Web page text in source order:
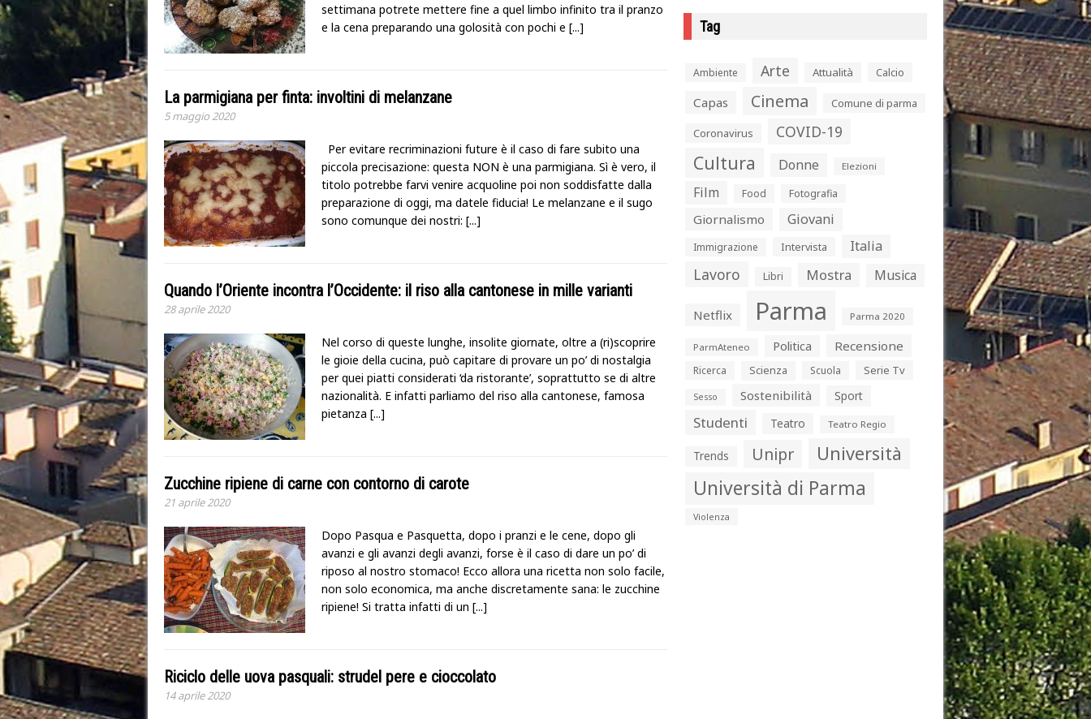
settimana potrete mettere fine a quel limbo infinito tra il pranzo
e la cena preparando una golosità con pochi e [...]
La parmigiana per finta: involtini di melanzane
5 maggio 2020
Per evitare recriminazioni future è il caso di fare subito una
piccola precisazione: questa NON è una parmigiana. Sì è vero, il
titolo potrebbe farvi venire acquoline poi non soddisfatte dalla
preparazione di oggi, ma datele fiducia! Le melanzane e il sugo
sono comunque dei nostri: [...]
Quando l’Oriente incontra l’Occidente: il riso alla cantonese in mille varianti
28 aprile 2020
Nel corso di queste lunghe, insolite giornate, oltre a (ri)scoprire
le gioie della cucina, può capitare di provare un po’ di nostalgia
per quei piatti considerati ‘da ristorante’, soprattutto se di altre
nazionalità. E infatti parliamo del riso alla cantonese, famosa
pietanza [...]
Zucchine ripiene di carne con contorno di carote
21 aprile 2020
Dopo Pasqua e Pasquetta, dopo i pranzi e le cene, dopo gli
avanzi e gli avanzi degli avanzi, forse è il caso di dare un po’ di
riposo al nostro stomaco! Ecco allora una ricetta non solo facile,
non solo economica, ma anche discretamente sana: le zucchine
ripiene! Si tratta infatti di un [...]
Riciclo delle uova pasquali: strudel pere e cioccolato
14 aprile 2020
Tag
Ambiente Arte Attualità Calcio
Capas Cinema Comune di parma
Coronavirus COVID-19
Cultura Donne Elezioni
Film Food Fotografia
Giornalismo Giovani
Immigrazione Intervista Italia
Lavoro Libri Mostra Musica
Netflix Parma Parma 2020
ParmAteneo Politica Recensione
Ricerca Scienza Scuola Serie Tv
Sesso Sostenibilità Sport
Studenti Teatro Teatro Regio
Trends Unipr Università
Università di Parma
Violenza